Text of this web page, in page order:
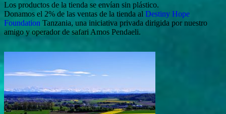
Los productos de la tienda se envían sin plástico.
Donamos el 2% de las ventas de la tienda al Destiny Hope
Foundation Tanzania, una iniciativa privada dirigida por nuestro
amigo y operador de safari Amos Pendaeli.